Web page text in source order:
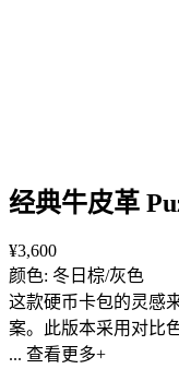
经典牛皮革
¥3,600
颜色: 冬日棕/灰色
这款硬币卡包的灵感
案。此版本采用对比
... 查看更多+